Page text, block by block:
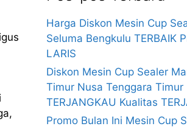
Harga Diskon Mesin Cup
Seluma Bengkulu TERBAIK
LARIS
Diskon Mesin Cup Sealer
Timur Nusa Tenggara Timur
TERJANGKAU Kualitas
Promo Bulan Ini Mesin Cup